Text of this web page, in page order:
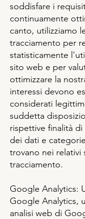
soddisfare i
continuamente
canto, utilizziamo
tracciamento per
statisticamente
sito web e per
ottimizzare la
interessi devono
considerati
suddetta
rispettive finalità
dei dati e
trovano nei relativi
tracciamento.
Google Analytics:
Google Analytics,
analisi web di